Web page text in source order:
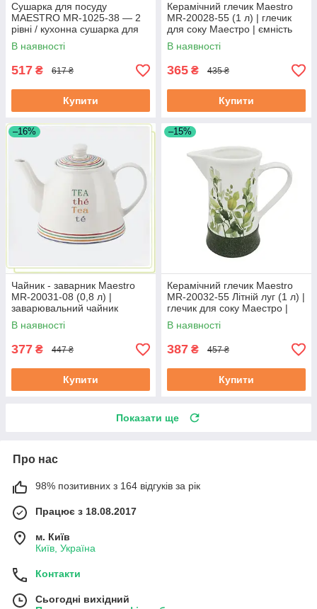
Сушарка для посуду
MAESTRO MR-1025-38 — 2
рівні / кухонна сушарка для
посуду Маестро
В наявності
517 ₴ 617 ₴
Купити
Керамічний глечик Maestro
MR-20028-55 (1 л) | глечик
для соку Маестро | ємність
для води Маестро
В наявності
365 ₴ 435 ₴
Купити
–16%
Чайник - заварник Maestro
MR-20031-08 (0,8 л) |
заварювальний чайник
Маестро | керамічний чайник
Маестро
В наявності
377 ₴ 447 ₴
Купити
–15%
Керамічний глечик Maestro
MR-20032-55 Літній луг (1 л) |
глечик для соку Маестро |
ємність для води Маестро
В наявності
387 ₴ 457 ₴
Купити
Показати ще
Про нас
98% позитивних з 164 відгуків за рік
Працює з 18.08.2017
м. Київ
Київ, Україна
Контакти
Сьогодні вихідний